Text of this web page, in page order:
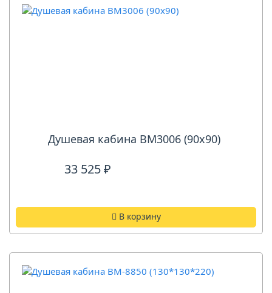
Душевая кабина ВМ3006 (90х90)
33 525 ₽
В корзину